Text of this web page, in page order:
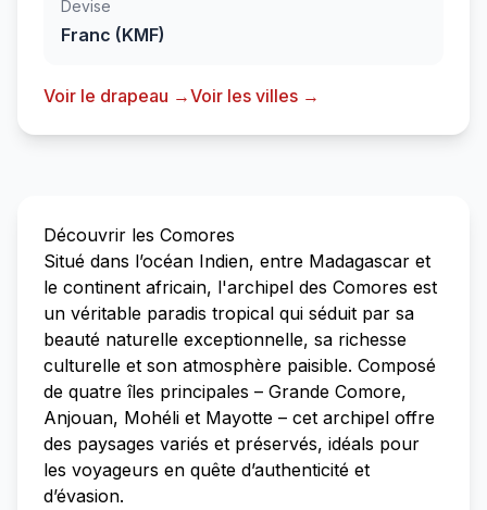
Devise
Franc (KMF)
Voir le drapeau →Voir les villes →
Découvrir les Comores
Situé dans l’océan Indien, entre Madagascar et
le continent africain, l'archipel des Comores est
un véritable paradis tropical qui séduit par sa
beauté naturelle exceptionnelle, sa richesse
culturelle et son atmosphère paisible. Composé
de quatre îles principales – Grande Comore,
Anjouan, Mohéli et Mayotte – cet archipel offre
des paysages variés et préservés, idéals pour
les voyageurs en quête d’authenticité et
d’évasion.